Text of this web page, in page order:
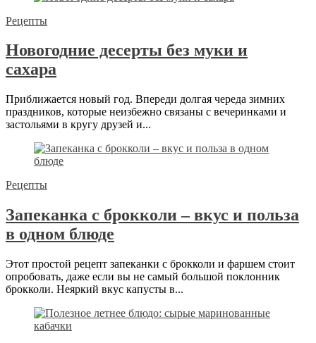
Рецепты
Новогодние десерты без муки и
сахара
Приближается новый год. Впереди долгая череда зимних
праздников, которые неизбежно связаны с вечеринками и
застольями в кругу друзей и...
Рецепты
Запеканка с брокколи – вкус и польза
в одном блюде
Этот простой рецепт запеканки с брокколи и фаршем стоит
опробовать, даже если вы не самый большой поклонник
брокколи. Неяркий вкус капусты в...